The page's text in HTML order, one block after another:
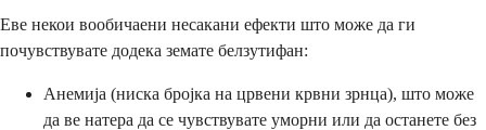
Еве некои вообичаени несакани ефекти што може да ги
почувствувате додека земате белзутифан:
Анемија (ниска бројка на црвени крвни зрнца), што може
да ве натера да се чувствувате уморни или да останете без